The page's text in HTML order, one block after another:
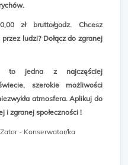
zł brutto/godz. Chcesz
ludzi? Dołącz do zgranej
to jedna z najczęściej
szerokie możliwości
atmosfera. Aplikuj do
i zgranej społeczności !
- Konserwator/ka